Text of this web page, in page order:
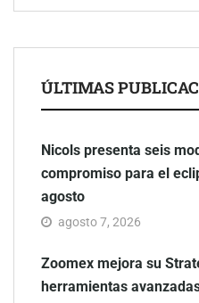
ÚLTIMAS
Nicols presenta seis
compromiso para el
agosto
agosto 7, 2026
Zoomex mejora su
herramientas